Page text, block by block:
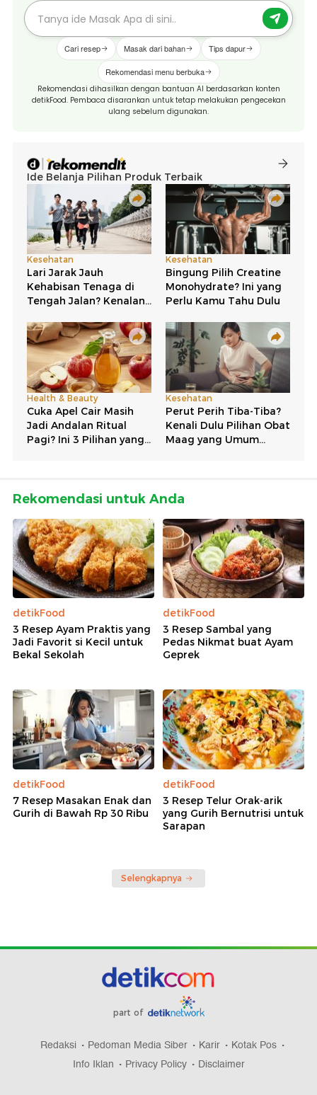
Cari resep Masak dari bahan Tips dapur
Rekomendasi menu berbuka
Rekomendasi dihasilkan dengan bantuan AI berdasarkan konten
detikFood. Pembaca disarankan untuk tetap melakukan pengecekan
ulang sebelum digunakan.
Rekomendasi untuk Anda
detikFood
3 Resep Ayam Praktis yang
Jadi Favorit si Kecil untuk
Bekal Sekolah
detikFood
3 Resep Sambal yang
Pedas Nikmat buat Ayam
Geprek
detikFood
7 Resep Masakan Enak dan
Gurih di Bawah Rp 30 Ribu
detikFood
3 Resep Telur Orak-arik
yang Gurih Bernutrisi untuk
Sarapan
Selengkapnya
part of
Redaksi Pedoman Media Siber Karir
Kotak Pos
Info Iklan
Privacy Policy Disclaimer